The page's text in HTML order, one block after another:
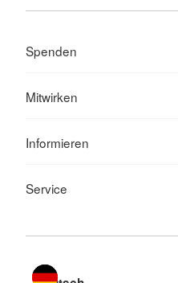
Spenden
Mitwirken
Informieren
Service
Sprache wechseln zu